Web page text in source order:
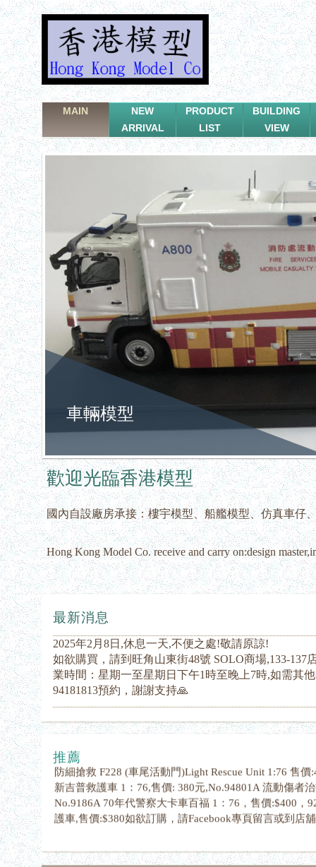
MAIN
NEW
ARRIVAL
PRODUCT
LIST
BUILDING
VIEW
車輛模型
歡迎光臨香港模型
國內自設廠房承接：樓宇模型、船艦模型、仿真車仔
Hong Kong Model Co. receive and carry on:design
最新消息
2025年2月8日,休息一天,不便之處!敬請原諒!
如欲購買，請到旺角山東街48號 SOLO商場,133-137
業時間：星期一至星期日下午1時至晚上7時,如需其
94181813預約，謝謝支持🙏
推薦
No.9517M Mountain Search & rescue F2506攀山拯救車
防細搶救 F228 (車尾活動門)Light Rescue Unit 1:76 售
新吉普救護車 1：76,售價: 380元,No.94801A 流動傷者
No.9186A 70年代警察大卡車百福 1：76，售價:$400，
護車,售價:$380如欲訂購，請Facebook專頁留言或到店